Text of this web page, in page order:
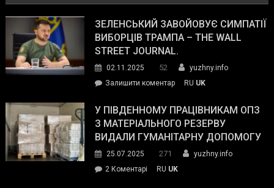
ЗЕЛЕНСЬКИЙ ЗАВОЙОВУЄ СИМПАТІЇ
ВИБОРЦІВ ТРАМПА – THE WALL
STREET JOURNAL.
02.11.2025 52
yuzhny.info
Залишити коментарon
завойовує
симпатії
виборців
The
RU UK
У ПІВДЕННОМУ ПРАЦІВНИКАМ ОПЗ
З МАТЕРІАЛЬНОГО РЕЗЕРВУ
ВИДАЛИ ГУМАНІТАРНУ ДОПОМОГУ
25.07.2025 271
yuzhny.info
2 Коментарі
RU UK